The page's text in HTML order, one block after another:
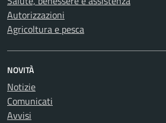
Autorizzazioni
Agricoltura e pesca
NOVITÀ
Notizie
Comunicati
Avvisi